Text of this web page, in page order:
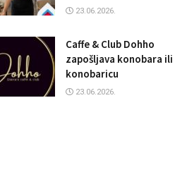
23.06.2026.
Caffe & Club Dohho
zapošljava konobara ili
konobaricu
23.06.2026.